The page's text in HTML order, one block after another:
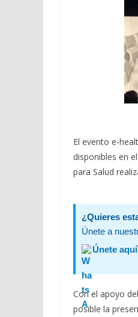
El evento e-
disponibles en
para Salud
¿Quieres
Únete a
Únete
Con el apoyo
posible la